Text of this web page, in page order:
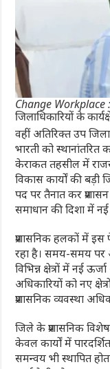
Change Workplace
जिलाधिकारियों के
वहीं अतिरिक्त उप
भारती को स्थानांतरित
केराकत तहसील में
विकास कार्यों की बड़ी
पद पर तैनात कर
समाधान की दिशा में
प्रशासनिक हलकों में इस
रहा है। समय-समय पर
विभिन्न क्षेत्रों में नई
अधिकारियों को नए
प्रशासनिक व्यवस्था
जिले के प्रशासनिक
केवल कार्यों में
समन्वय भी स्थापित